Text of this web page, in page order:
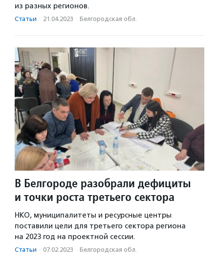
из разных регионов.
Статьи · 21.04.2023 · Белгородская обл.
В Белгороде разобрали дефициты
и точки роста третьего сектора
НКО, муниципалитеты и ресурсные центры
поставили цели для третьего сектора региона
на 2023 год на проектной сессии.
Статьи · 07.02.2023 · Белгородская обл.